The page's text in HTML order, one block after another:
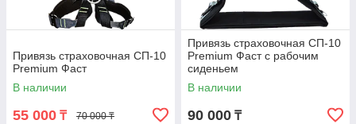
Привязь страховочная СП-10
Premium Фаст
В наличии
55 000 ₸ 70 000 ₸
Привязь страховочная СП-10
Premium Фаст с рабочим
сиденьем
В наличии
90 000 ₸